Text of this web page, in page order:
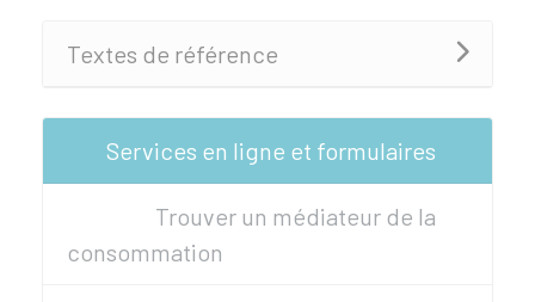
Textes de référence
Services en ligne et formulaires
Trouver un médiateur de la
consommation